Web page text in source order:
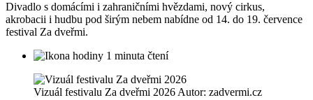
Divadlo s domácími i zahraničními hvězdami, nový cirkus,
akrobacii i hudbu pod širým nebem nabídne od 14. do 19. července
festival Za dveřmi.
1 minuta čtení
Vizuál festivalu Za dveřmi 2026 Autor: zadvermi.cz